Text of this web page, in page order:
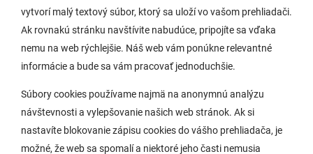
vytvorí malý textový súbor, ktorý sa uloží vo vašom prehliadači.
Ak rovnakú stránku navštívite nabudúce, pripojíte sa vďaka
nemu na web rýchlejšie. Náš web vám ponúkne relevantné
informácie a bude sa vám pracovať jednoduchšie.
Súbory cookies používame najmä na anonymnú analýzu
návštevnosti a vylepšovanie našich web stránok. Ak si
nastavíte blokovanie zápisu cookies do vášho prehliadača, je
možné, že web sa spomalí a niektoré jeho časti nemusia
Potrebujem vybaviť
Samospráva
O Lamači